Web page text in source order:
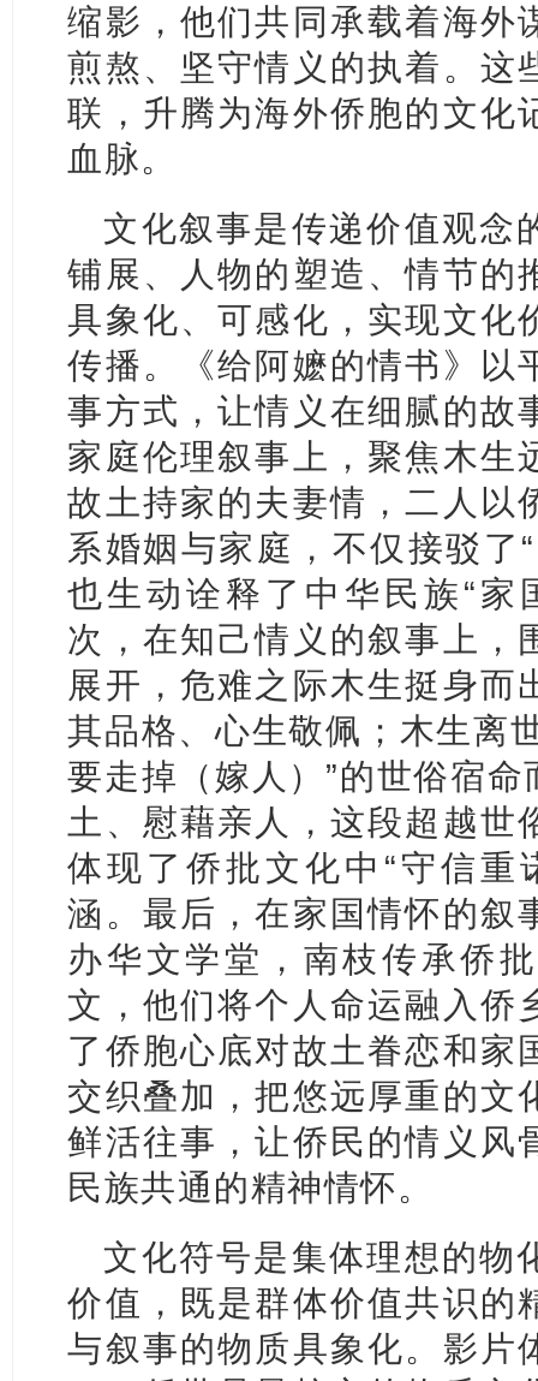
缩影，他们共同承载着海外
煎熬、坚守情义的执着。这
联，升腾为海外侨胞的文化
血脉。
文化叙事是传递价值观念
铺展、人物的塑造、情节的
具象化、可感化，实现文化
传播。《给阿嬷的情书》以
事方式，让情义在细腻的故
家庭伦理叙事上，聚焦木生
故土持家的夫妻情，二人以
系婚姻与家庭，不仅接驳了
也生动诠释了中华民族“家
次，在知己情义的叙事上，
展开，危难之际木生挺身而
其品格、心生敬佩；木生离
要走掉（嫁人）”的世俗宿
土、慰藉亲人，这段超越世
体现了侨批文化中“守信重
涵。最后，在家国情怀的叙
办华文学堂，南枝传承侨
文，他们将个人命运融入侨
了侨胞心底对故土眷恋和家
交织叠加，把悠远厚重的文
鲜活往事，让侨民的情义风
民族共通的精神情怀。
文化符号是集体理想的物
价值，既是群体价值共识的
与叙事的物质具象化。影片